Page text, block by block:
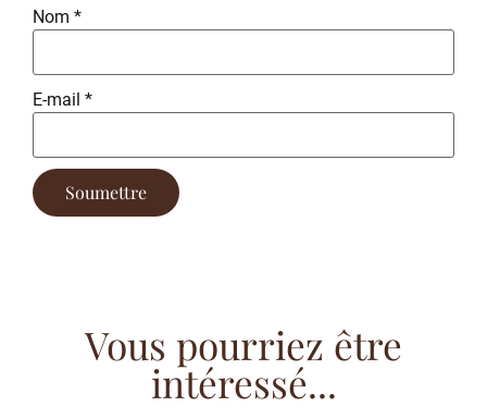
Nom *
E-mail *
Vous pourriez être
intéressé...